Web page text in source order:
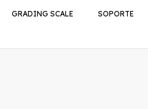
GRADING SCALE SOPORTE